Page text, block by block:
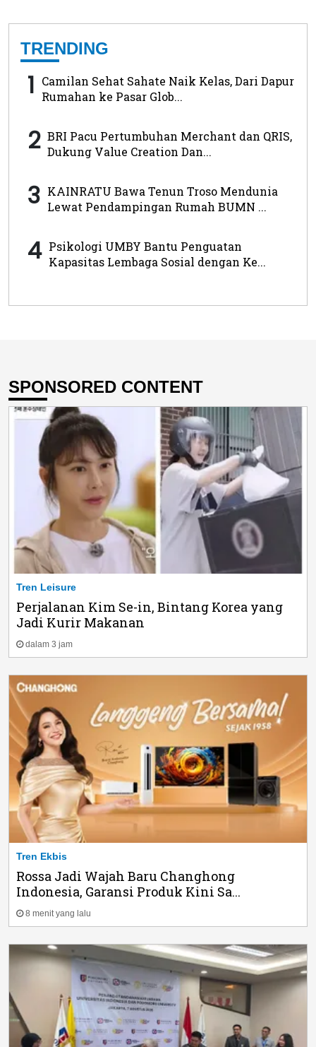
TRENDING
1 Camilan Sehat Sahate Naik Kelas, Dari Dapur
Rumahan ke Pasar Glob...
2 BRI Pacu Pertumbuhan Merchant dan QRIS,
Dukung Value Creation Dan...
3 KAINRATU Bawa Tenun Troso Mendunia
Lewat Pendampingan Rumah BUMN ...
4 Psikologi UMBY Bantu Penguatan
Kapasitas Lembaga Sosial dengan Ke...
SPONSORED CONTENT
Tren Leisure
Perjalanan Kim Se-in, Bintang Korea yang
Jadi Kurir Makanan
dalam 3 jam
Tren Ekbis
Rossa Jadi Wajah Baru Changhong
Indonesia, Garansi Produk Kini Sa...
8 menit yang lalu